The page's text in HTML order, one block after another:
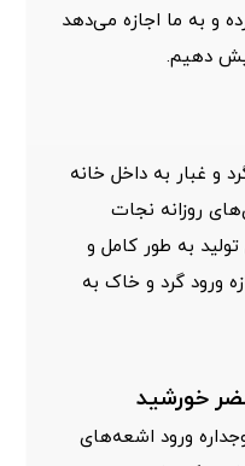
و به ما اجازه می‌دهد
دهیم.
و غبار به داخل خانه
روزانه نجات
به طور کامل و
ورود گرد و خاک به
ورود اشعه‌های